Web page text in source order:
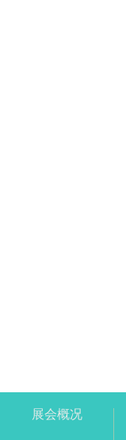
展会概况